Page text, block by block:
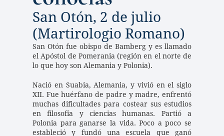
San Otón, 2 de julio
(Martirologio Romano)
San Otón fue obispo de Bamberg y es llamado
el Apóstol de Pomerania (región en el norte de
lo que hoy son Alemania y Polonia).
Nació en Suabia, Alemania, y vivió en el siglo
XII. Fue huérfano de padre y madre, enfrentó
muchas dificultades para costear sus estudios
en filosofía y ciencias humanas. Partió a
Polonia para ganarse la vida. Poco a poco se
estableció y fundó una escuela que ganó